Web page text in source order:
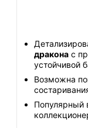
драконас
устойчивой
Возможна
Популярный